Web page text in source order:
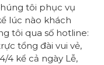
tôi phục vụ
lúc nào khách
tôi qua số hotline:
tổng đài vui vẻ,
4 kể cả ngày Lễ,